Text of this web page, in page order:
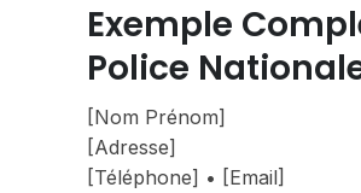
Exemple
Police
[Nom Prénom]
[Adresse]
[Téléphone] • [Email]